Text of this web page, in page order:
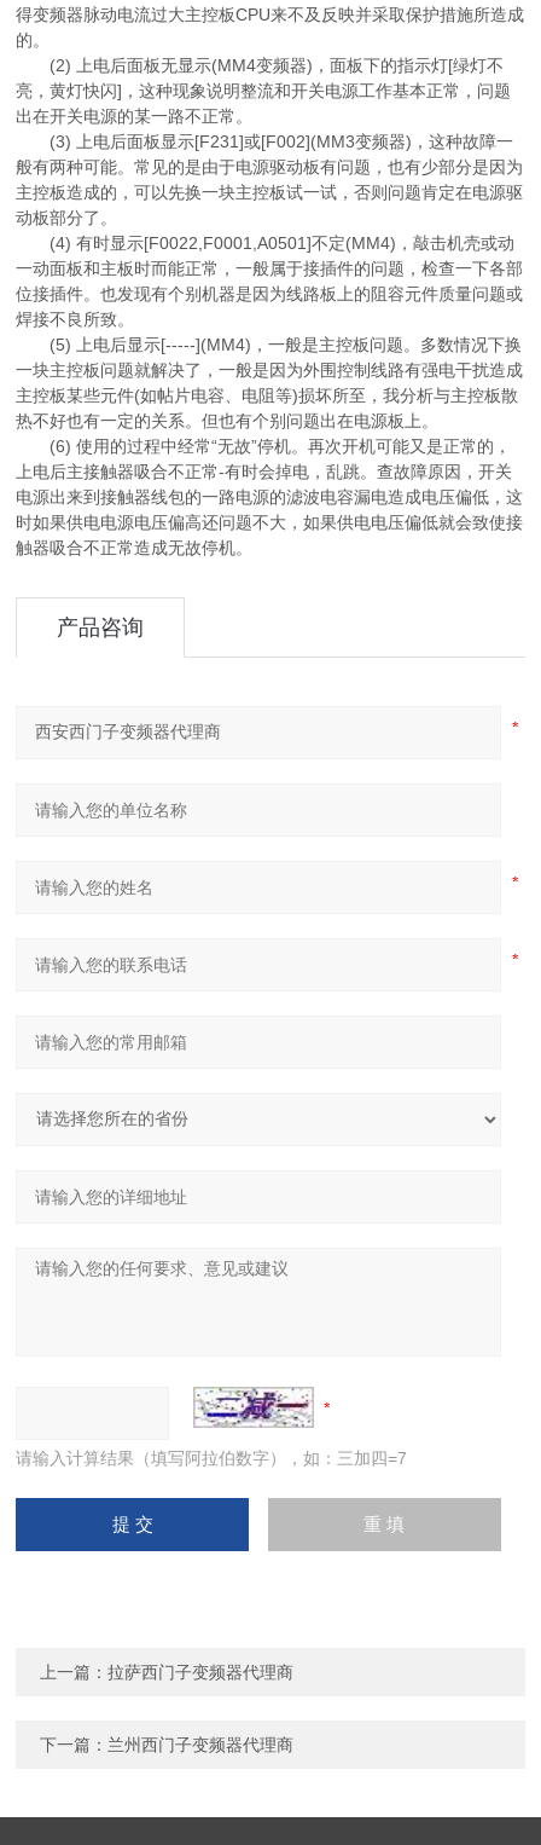
得变频器脉动电流过大主控板CPU来不及反映并采取保护措施所造成
的。
(2) 上电后面板无显示(MM4变频器)，面板下的指示灯[绿灯不
亮，黄灯快闪]，这种现象说明整流和开关电源工作基本正常，问题
出在开关电源的某一路不正常。
(3) 上电后面板显示[F231]或[F002](MM3变频器)，这种故障一
般有两种可能。常见的是由于电源驱动板有问题，也有少部分是因为
主控板造成的，可以先换一块主控板试一试，否则问题肯定在电源驱
动板部分了。
(4) 有时显示[F0022,F0001,A0501]不定(MM4)，敲击机壳或动
一动面板和主板时而能正常，一般属于接插件的问题，检查一下各部
位接插件。也发现有个别机器是因为线路板上的阻容元件质量问题或
焊接不良所致。
(5) 上电后显示[-----](MM4)，一般是主控板问题。多数情况下换
一块主控板问题就解决了，一般是因为外围控制线路有强电干扰造成
主控板某些元件(如帖片电容、电阻等)损坏所至，我分析与主控板散
热不好也有一定的关系。但也有个别问题出在电源板上。
(6) 使用的过程中经常“无故”停机。再次开机可能又是正常的，
上电后主接触器吸合不正常-有时会掉电，乱跳。查故障原因，开关
电源出来到接触器线包的一路电源的滤波电容漏电造成电压偏低，这
时如果供电电源电压偏高还问题不大，如果供电电压偏低就会致使接
触器吸合不正常造成无故停机。
产品咨询
请输入计算结果（填写阿拉伯数字），如：三加四=7
上一篇：拉萨西门子变频器代理商
下一篇： 兰州西门子变频器代理商